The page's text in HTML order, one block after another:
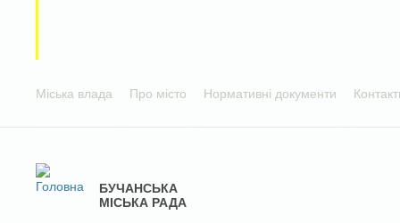
Міська влада Про місто Нормативні документи
БУЧАНСЬКА
МІСЬКА РАДА